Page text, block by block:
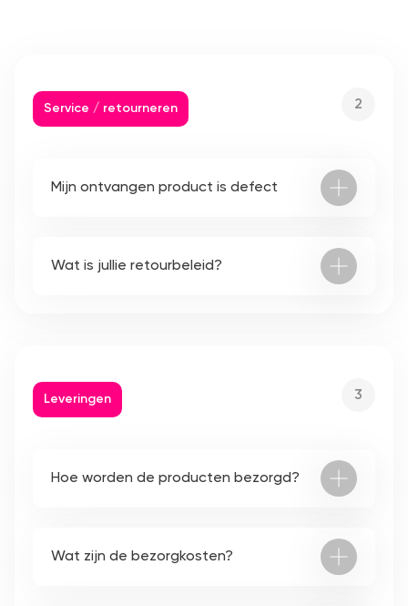
Service / retourneren 2
Mijn ontvangen product is defect
Wat is jullie retourbeleid?
Leveringen 3
Hoe worden de producten bezorgd?
Wat zijn de bezorgkosten?